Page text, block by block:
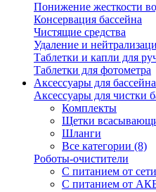
Понижение жесткости
Консервация бассейна
Чистящие средства
Удаление и
Таблетки и капли для
Таблетки для фотометра
Аксессуары для бассейна
Аксессуары для чистки
Комплекты
Щетки
Шланги
Все категории (8)
Роботы-очистители
С питанием от
С питанием от